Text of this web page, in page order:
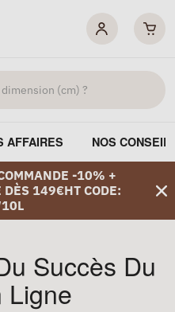
AFFAIRES NOS
-10% +
DÈS 149€HT CODE:
Succès Du
Ligne